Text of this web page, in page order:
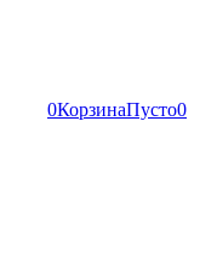
0КорзинаПусто0